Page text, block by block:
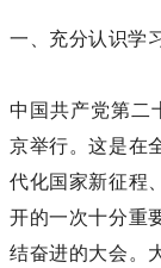
一、充分认识学
中国共产党第二
京举行。这是在
代化国家新征程
开的一次十分重
结奋进的大会。